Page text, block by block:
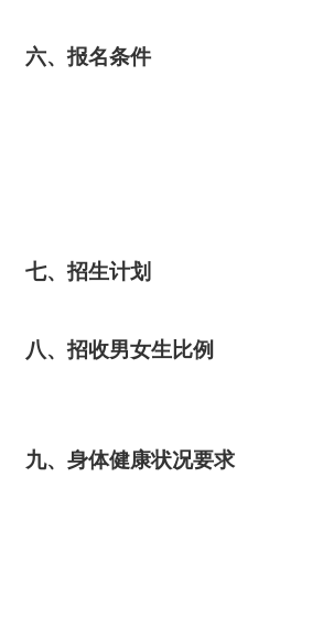
六、报名条件
七、招生计划
八、招收男女生比例
九、身体健康状况要求